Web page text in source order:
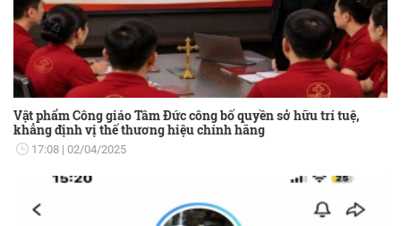
Vật phẩm Công giáo Tâm Đức công bố quyền sở hữu trí tuệ,
khẳng định vị thế thương hiệu chính hãng
17:08 02/04/2025